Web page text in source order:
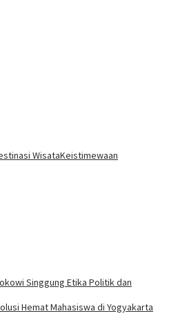
WisataKeistimewaan
Singgung Etika Politik dan
Hemat Mahasiswa di Yogyakarta